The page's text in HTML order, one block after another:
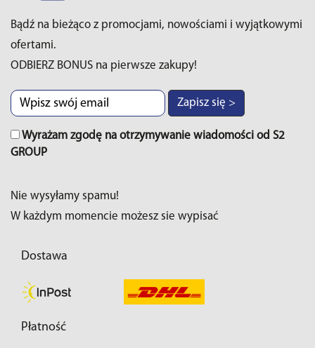
Bądź na bieżąco z promocjami, nowościami i wyjątkowymi
ofertami.
ODBIERZ BONUS na pierwsze zakupy!
Zapisz się >
Wyrażam zgodę na otrzymywanie wiadomości od S2
GROUP
Nie wysyłamy spamu!
W każdym momencie możesz sie wypisać
Dostawa
Płatność